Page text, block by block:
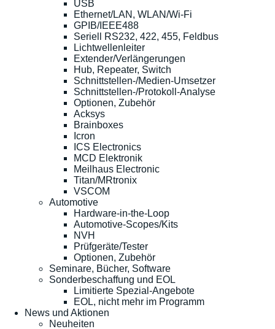
USB
Ethernet/LAN, WLAN/Wi-Fi
GPIB/IEEE488
Seriell RS232, 422, 455, Feldbus
Lichtwellenleiter
Extender/Verlängerungen
Hub, Repeater, Switch
Schnittstellen-/Medien-Umsetzer
Schnittstellen-/Protokoll-Analyse
Optionen, Zubehör
Acksys
Brainboxes
Icron
ICS Electronics
MCD Elektronik
Meilhaus Electronic
Titan/MRtronix
VSCOM
Automotive
Hardware-in-the-Loop
Automotive-Scopes/Kits
NVH
Prüfgeräte/Tester
Optionen, Zubehör
Seminare, Bücher, Software
Sonderbeschaffung und EOL
Limitierte Spezial-Angebote
EOL, nicht mehr im Programm
News und Aktionen
Neuheiten